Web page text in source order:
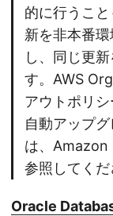
的に行うこ
新を非本番
し、同じ更
す。AWS
アウトポリ
自動アップ
は、Amazon
参照してくだ
Oracle